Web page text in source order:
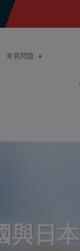
常見問題
與日本